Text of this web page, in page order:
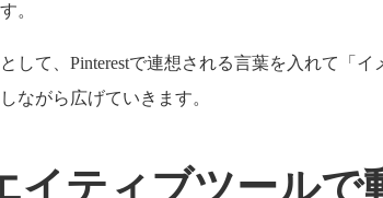
。
して、Pinterestで連想される言葉を入れて「
ながら広げていきます。
イティブツールで